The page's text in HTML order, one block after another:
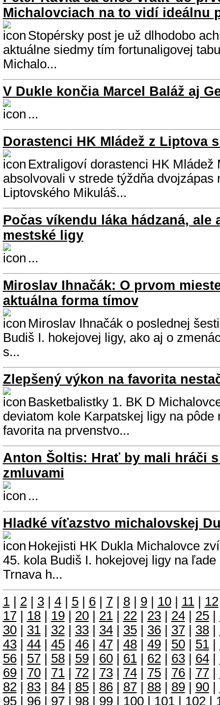
Michalovciach na to vidí ideálnu
Stopérsky post je už dlhodobo
aktuálne siedmy tím fortunaligovej
Michalo...
V Dukle končia Marcel Baláž aj
...
Dorastenci HK Mládež z Liptova
Extraligoví dorastenci HK Mládež
absolvovali v strede týždňa dvojzápas
Liptovského Mikuláš...
Počas víkendu láka hádzaná, ale
mestské ligy
...
Miroslav Ihnačák: O prvom
aktuálna forma tímov
Miroslav Ihnačák o poslednej
Budiš I. hokejovej ligy, ako aj o
s...
Zlepšený výkon na favorita
Basketbalistky 1. BK D
deviatom kole Karpatskej ligy na pôde
favorita na prvenstvo...
Anton Šoltis: Hrať by mali hráči
zmluvami
...
Hladké víťazstvo michalovskej
Hokejisti HK Dukla Michalovce
45. kola Budiš I. hokejovej ligy na
Trnava h...
1| 2| 3| 4| 5| 6| 7| 8| 9| 10| 11| 12
17| 18| 19| 20| 21| 22| 23| 24| 25|
30| 31| 32| 33| 34| 35| 36| 37| 38|
43| 44| 45| 46| 47| 48| 49| 50| 51|
56| 57| 58| 59| 60| 61| 62| 63| 64|
69| 70| 71| 72| 73| 74| 75| 76| 77|
82| 83| 84| 85| 86| 87| 88| 89| 90|
95| 96| 97| 98| 99| 100| 101| 102|